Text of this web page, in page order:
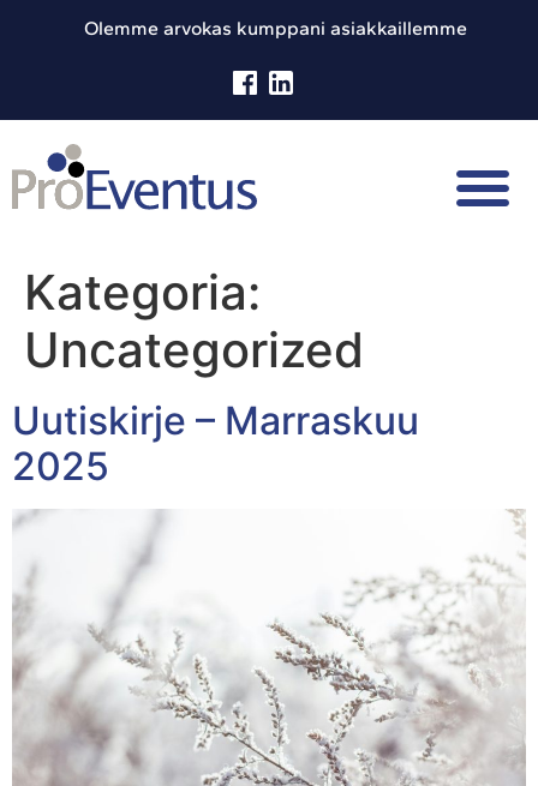
Olemme arvokas kumppani asiakkaillemme
Kategoria:
Uncategorized
Uutiskirje – Marraskuu
2025